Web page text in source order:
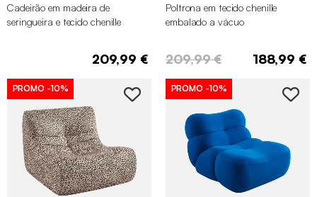
Cadeirão em madeira de
seringueira e tecido chenille
209,99 €
Poltrona em tecido chenille
embalado a vácuo
209,99 € 188,99 €
PROMO -10% PROMO -10%